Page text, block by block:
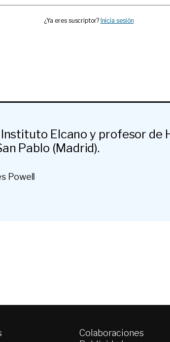
¿Ya eres suscriptor? Inicia sesión
Elcano y profesor de
Pablo (Madrid).
Powell
Colaboraciones